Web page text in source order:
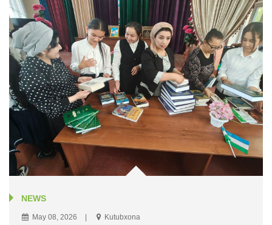
NEWS
May 08, 2026 Kutubxona